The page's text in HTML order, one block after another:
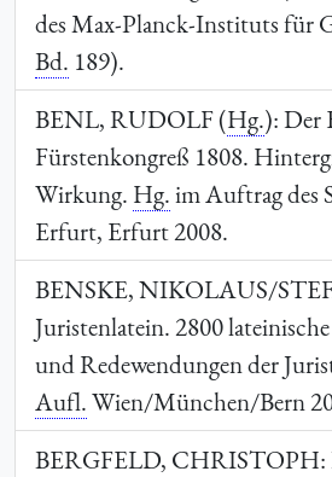
des Max-Planck-Instituts für
Bd. 189).
BENL, RUDOLF(Hg.): Der
Fürstenkongreß 1808.
Wirkung. Hg.im Auftrag des
Erfurt, Erfurt 2008.
BENSKE, NIKOLAUS/
Juristenlatein. 2800
und Redewendungen der
Aufl.Wien/München/Bern
BERGFELD, CHRISTOPH